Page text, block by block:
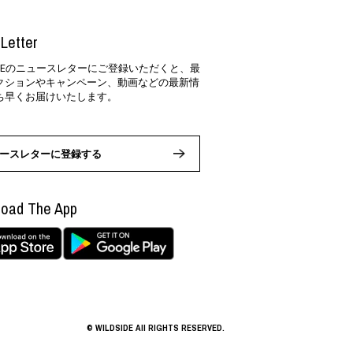
のニュースレターにご登録いただくと、最
ションやキャンペーン、動画などの最新情
くお届けいたします。
スレターに登録する
The App
© WILDSIDE All RIGHTS RESERVED.